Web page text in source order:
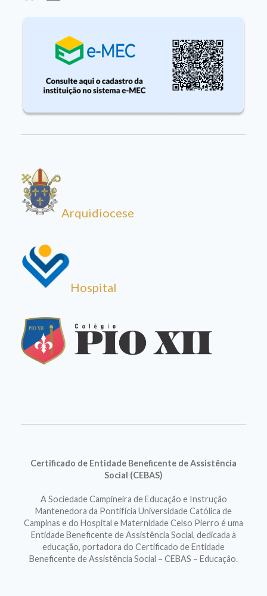
Arquidiocese
Hospital
Certificado de Entidade Beneficente de Assistência
Social (CEBAS)
A Sociedade Campineira de Educação e Instrução
Mantenedora da Pontifícia Universidade Católica de
Campinas e do Hospital e Maternidade Celso Pierro é uma
Entidade Beneficente de Assistência Social, dedicada à
educação, portadora do Certificado de Entidade
Beneficente de Assistência Social – CEBAS – Educação.